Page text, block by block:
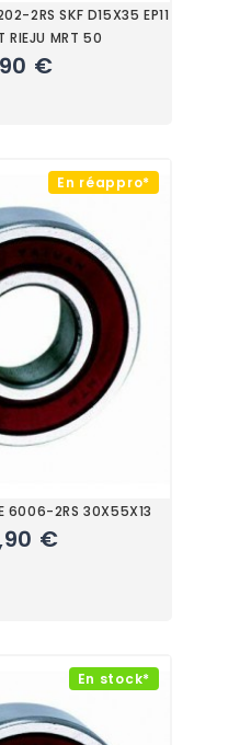
2RS SKF D15X35 EP11
RIEJU MRT 50
€
En réappro*
6006-2RS 30X55X13
€
En stock*